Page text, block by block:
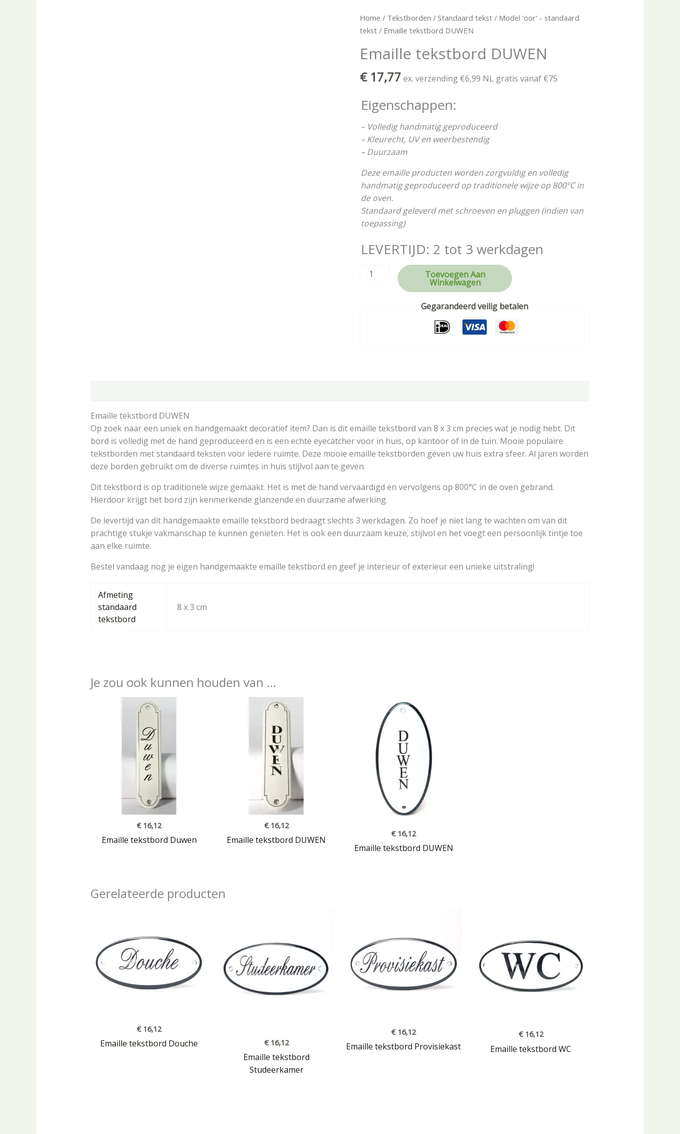
Home / Tekstborden / Standaard tekst / Model 'oor' - standaard
tekst / Emaille tekstbord DUWEN
Emaille tekstbord DUWEN
€17,77 ex. verzending €6,99 NL gratis vanaf €75
Eigenschappen:
– Volledig handmatig geproduceerd
– Kleurecht, UV en weerbestendig
– Duurzaam
Deze emaille producten worden zorgvuldig en volledig
handmatig geproduceerd op traditionele wijze op 800°C in
de oven.
Standaard geleverd met schroeven en pluggen (indien van
toepassing)
LEVERTIJD: 2 tot 3 werkdagen
Emaille
tekstbord
aantal
Toevoegen Aan
Winkelwagen
Gegarandeerd veilig betalen
Emaille tekstbord DUWEN
Op zoek naar een uniek en handgemaakt decoratief item? Dan is dit emaille tekstbord van 8 x 3 cm precies wat je nodig hebt. Dit
bord is volledig met de hand geproduceerd en is een echte eyecatcher voor in huis, op kantoor of in de tuin. Mooie populaire
tekstborden met standaard teksten voor iedere ruimte. Deze mooie emaille tekstborden geven uw huis extra sfeer. Al jaren worden
deze borden gebruikt om de diverse ruimtes in huis stijlvol aan te geven.
Dit tekstbord is op traditionele wijze gemaakt. Het is met de hand vervaardigd en vervolgens op 800°C in de oven gebrand.
Hierdoor krijgt het bord zijn kenmerkende glanzende en duurzame afwerking.
De levertijd van dit handgemaakte emaille tekstbord bedraagt slechts 3 werkdagen. Zo hoef je niet lang te wachten om van dit
prachtige stukje vakmanschap te kunnen genieten. Het is ook een duurzaam keuze, stijlvol en het voegt een persoonlijk tintje toe
aan elke ruimte.
Bestel vandaag nog je eigen handgemaakte emaille tekstbord en geef je interieur of exterieur een unieke uitstraling!
Afmeting
standaard
tekstbord
8 x 3 cm
Je zou ook kunnen houden van …
€ 16,12
Emaille tekstbord Duwen
€16,12
Emaille tekstbord DUWEN
€ 16,12
Emaille tekstbord DUWEN
Gerelateerde producten
€ 16,12
Emaille tekstbord Douche €16,12
Emaille tekstbord
Studeerkamer
€ 16,12
Emaille tekstbord Provisiekast
€16,12
Emaille tekstbord WC